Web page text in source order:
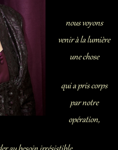
nous voyons
venir à la lumière
une chose
qui a pris corps
par notre
opération,